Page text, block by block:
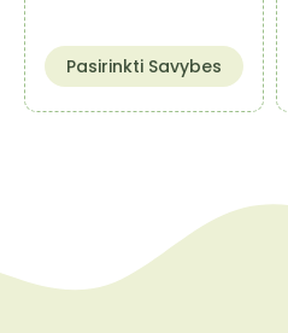
Pasirinkti Savybes
This
product
has
chosen